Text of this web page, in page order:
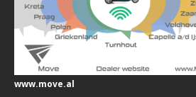
www.move.al